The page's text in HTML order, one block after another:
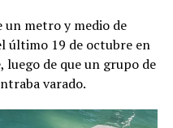
un metro y medio de
último 19 de octubre en
de que un grupo de
varado.